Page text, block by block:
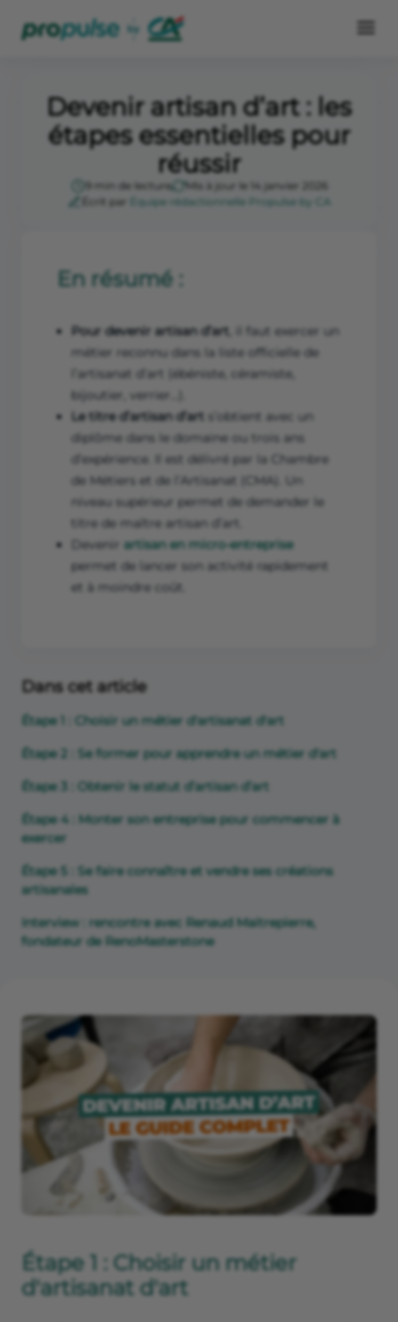
Devenir artisan d’art : les
étapes essentielles pour
réussir
9 min de lecture
Mis à jour le 14 janvier 2026
Écrit par
Équipe rédactionnelle Propulse by CA
En résumé :
Pour devenir artisan d’art , il faut exercer un
métier reconnu dans la liste officielle de
l’artisanat d’art (ébéniste, céramiste,
bijoutier, verrier…).
Le titre d’artisan d’art s’obtient avec un
diplôme dans le domaine ou trois ans
d’expérience. Il est délivré par la Chambre
de Métiers et de l’Artisanat (CMA). Un
niveau supérieur permet de demander le
titre de maître artisan d’art.
Devenir artisan en micro-entreprise
permet de lancer son activité rapidement
et à moindre coût.
Dans cet article
Étape 1 : Choisir un métier d'artisanat d'art
Étape 2 : Se former pour apprendre un métier d'art
Étape 3 : Obtenir le statut d’artisan d’art
Étape 4 : Monter son entreprise pour commencer à
exercer
Étape 5 : Se faire connaître et vendre ses créations
artisanales
Interview : rencontre avec Renaud Maitrepierre,
fondateur de RenoMasterstone
Étape 1 : Choisir un métier
d'artisanat d'art